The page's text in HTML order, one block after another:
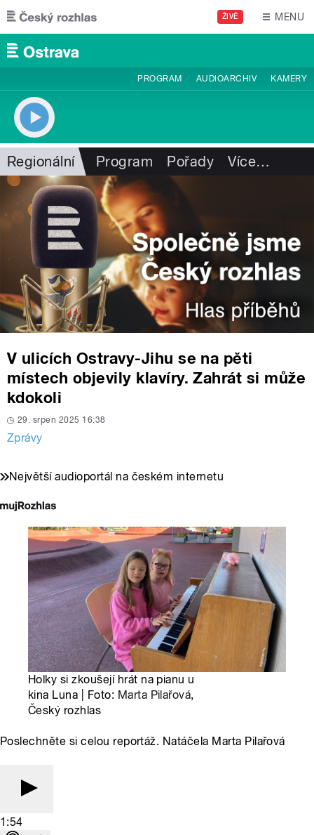
Přejít k hlavnímu obsahu
ŽIVĚ MENU
PROGRAM AUDIOARCHIV KAMERY
Regionální Program Pořady Více…
V ulicích Ostravy-Jihu se na pěti
místech objevily klavíry. Zahrát si může
kdokoli
29. srpen 2025 16:38
Zprávy
Největší audioportál na českém internetu
Holky si zkoušejí hrát na pianu u
kina Luna | Foto: Marta Pilařová,
Český rozhlas
Poslechněte si celou reportáž. Natáčela Marta Pilařová
1:54